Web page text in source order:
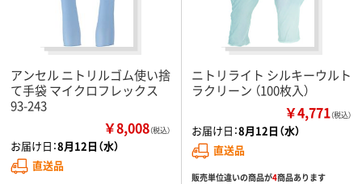
アンセル ニトリルゴム使い捨
て手袋 マイクロフレックス
93-243
￥8,008（税込）
お届け日：8月12日（水）
直送品
ニトリライト シルキーウルト
ラクリーン （100枚入）
￥4,771（税込）
お届け日：8月12日（水）
直送品
販売単位違いの商品が4商品あります